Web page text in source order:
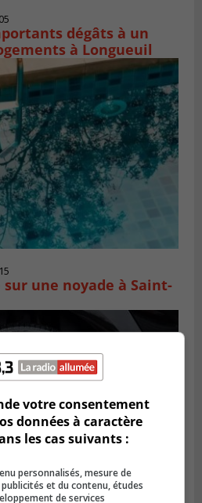
dégâts à un
à Longueuil
une noyade à Saint-
votre consentement
données à caractère
les cas suivants :
personnalisés, mesure de
et du contenu, études
de services